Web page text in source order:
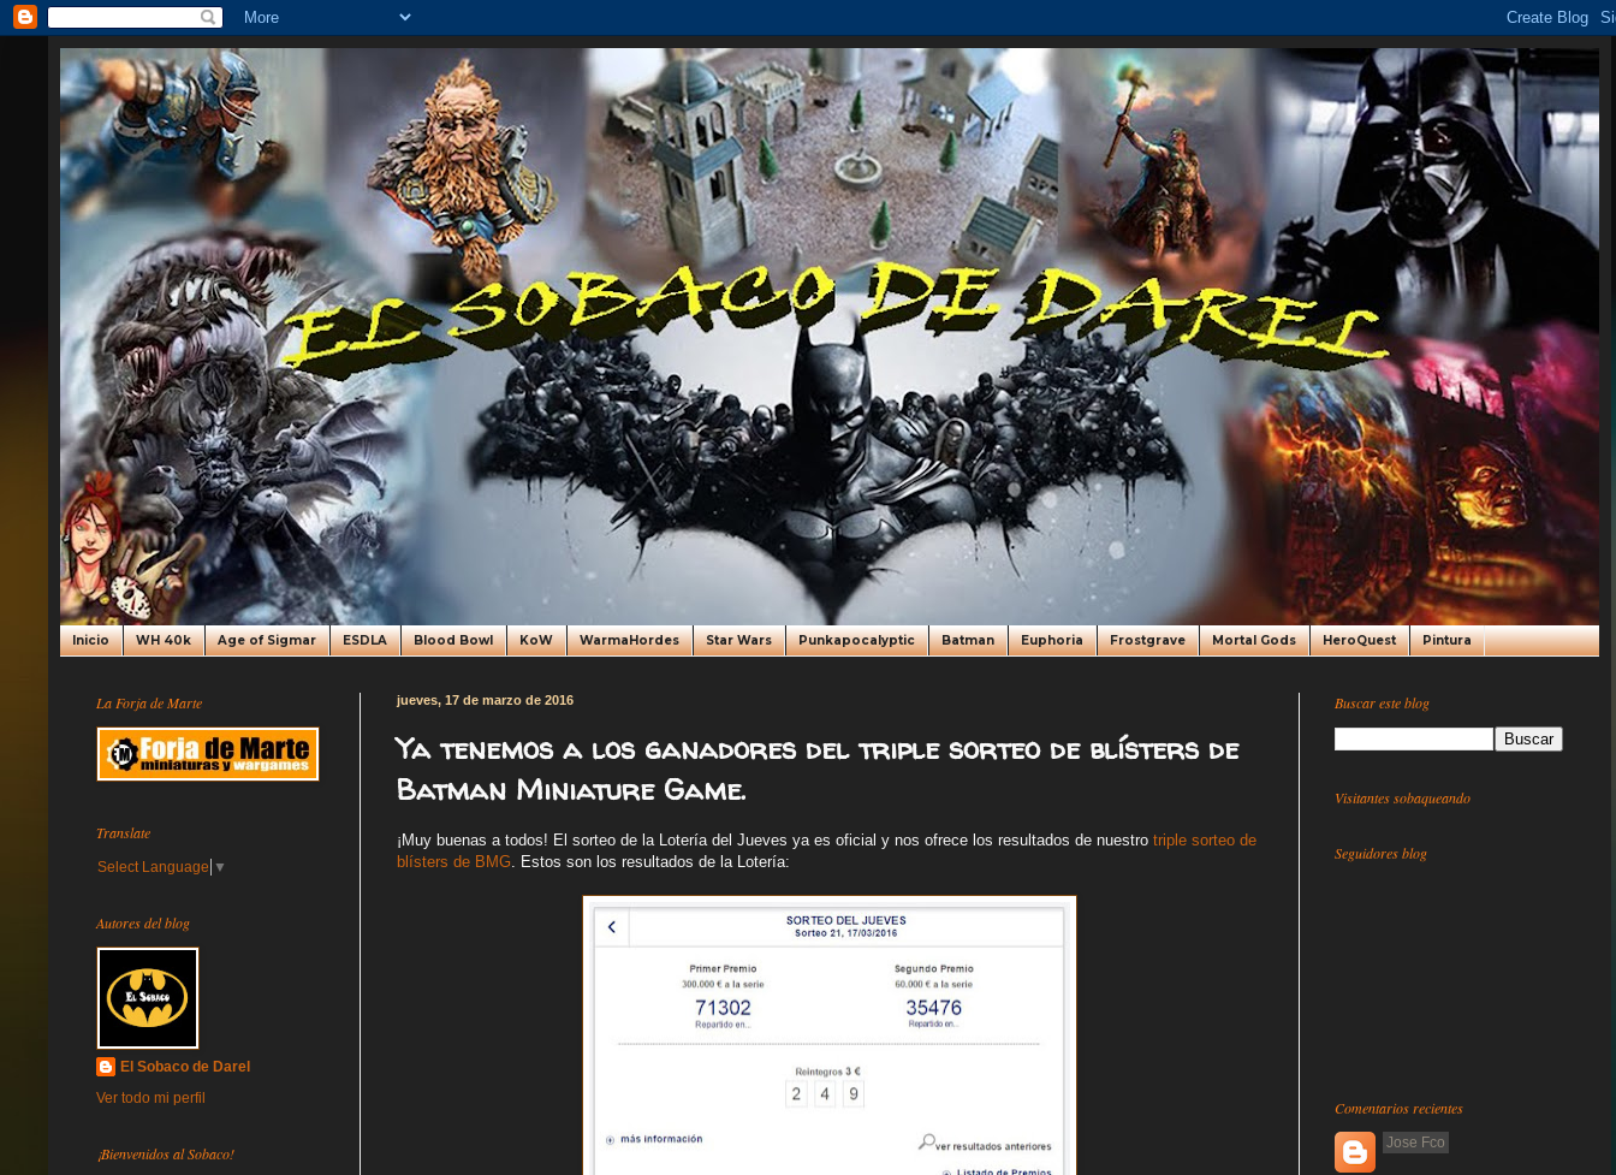
Inicio WH 40k Age of Sigmar ESDLA Blood Bowl KoW WarmaHordes Star Wars Punkapocalyptic Batman Euphoria Frostgrave Mortal Gods HeroQuest Pintura
jueves, 17 de marzo de 2016
Ya tenemos a los ganadores del triple sorteo de blísters de
Batman Miniature Game.
¡Muy buenas a todos! El sorteo de la Lotería del Jueves ya es oficial y nos ofrece los resultados de nuestro triple sorteo de
blísters de BMG. Estos son los resultados de la Lotería:
La Forja de Marte
Translate
Select Language ▼
Autores del blog
El Sobaco de Darel
Ver todo mi perfil
¡Bienvenidos al Sobaco!
Buscar este blog
Visitantes sobaqueando
Seguidores blog
Comentarios recientes
Jose Fco